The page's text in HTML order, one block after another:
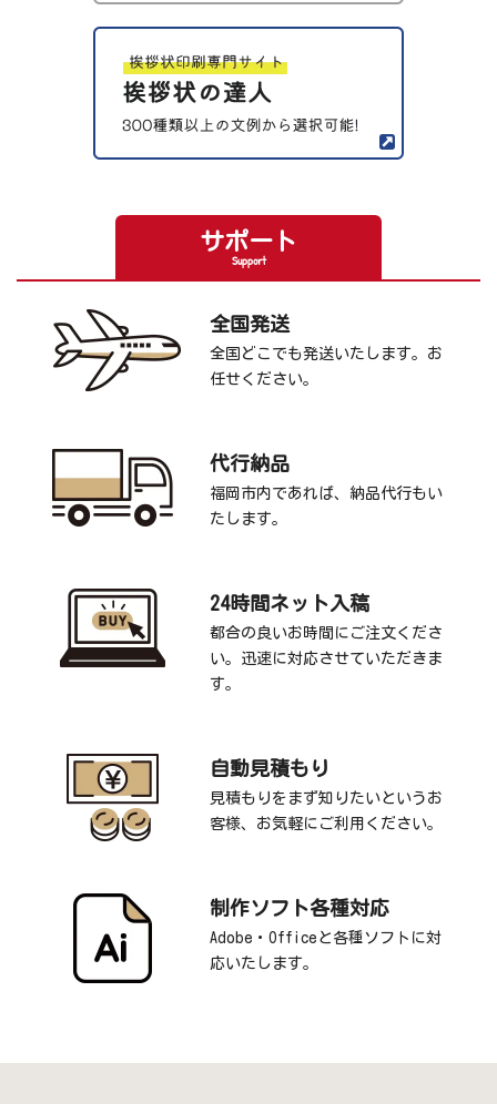
サポート
Support
全国発送
全国どこでも発送いたします。お
任せください。
代行納品
福岡市内であれば、納品代行もい
たします。
24時間ネット入稿
都合の良いお時間にご注文くださ
い。迅速に対応させていただきま
す。
自動見積もり
見積もりをまず知りたいというお
客様、お気軽にご利用ください。
制作ソフト各種対応
Adobe・Officeと各種ソフトに対
応いたします。